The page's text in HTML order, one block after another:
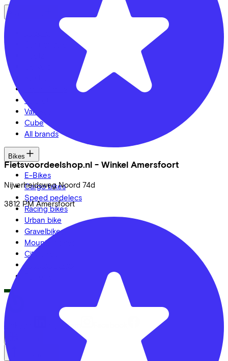
Fietsvoordeelshop.nl - Winkel Amersfoort
Nijverheidsweg Noord 74d
3812 PM Amersfoort
Veloretti
Van Raam
Cube
All brands
Bikes
E-Bikes
Cargo bikes
Speed pedelecs
Racing bikes
Urban bike
Gravelbikes
Mountainbikes
City bikes
Adapted bikes
LinkedIn Instagram